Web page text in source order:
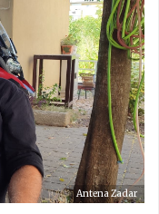
Antena Zadar